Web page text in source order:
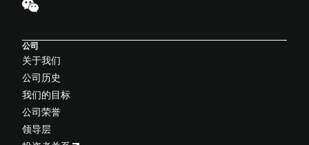
公司
关于我们
公司历史
我们的目标
公司荣誉
领导层